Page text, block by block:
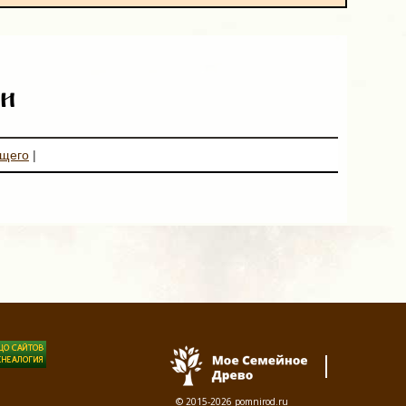
|
© 2015-2026 pomnirod.ru